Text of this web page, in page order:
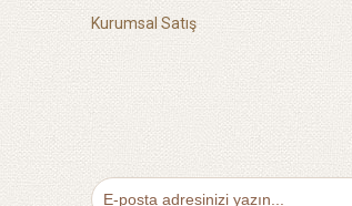
Kurumsal Satış